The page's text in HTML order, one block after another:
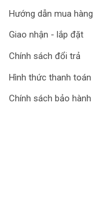
Hướng dẫn mua hàng
Giao nhận - lắp đặt
Chính sách đổi trả
Hình thức thanh toán
Chính sách bảo hành